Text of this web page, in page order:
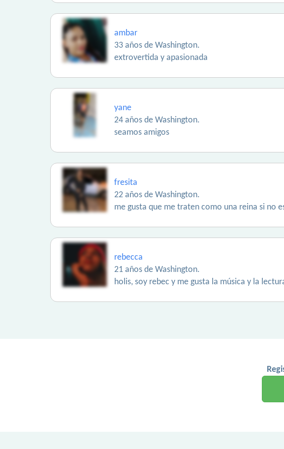
ambar
33 años de Washington.
extrovertida y apasionada
yane
24 años de Washington.
seamos amigos
fresita
22 años de Washington.
me gusta que me traten como una reina si no
rebecca
21 años de Washington.
holis, soy rebec y me gusta la música y la